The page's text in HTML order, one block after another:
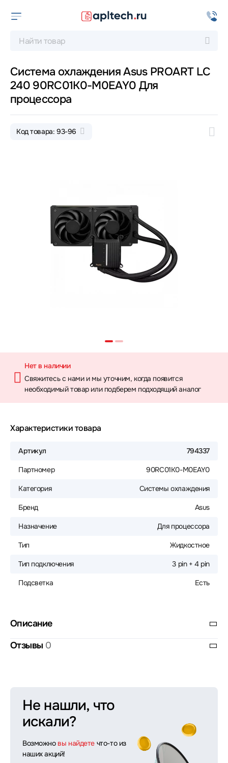
Система охлаждения Asus PROART LC
240 90RC01K0-M0EAY0 Для
процессора
Код товара: 93-96
Нет в наличии
Свяжитесь с нами и мы уточним, когда появится
необходимый товар или подберем подходящий аналог
Характеристики товара
Артикул 794337
Партномер 90RC01K0-M0EAY0
Категория Системы охлаждения
Бренд Asus
Назначение Для процессора
Тип Жидкостное
Тип подключения 3 pin + 4 pin
Подсветка Есть
Описание
Отзывы 0
Не нашли, что
искали?
Возможно вы найдете что-то из
наших акций!